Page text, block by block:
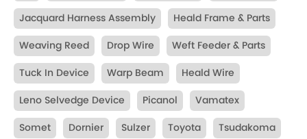
Jacquard Harness Assembly
Heald Frame & Parts
Weaving Reed
Drop Wire
Weft Feeder & Parts
Tuck In Device
Warp Beam
Heald Wire
Leno Selvedge Device
Picanol
Vamatex
Somet
Dornier Sulzer Toyota
Tsudakoma